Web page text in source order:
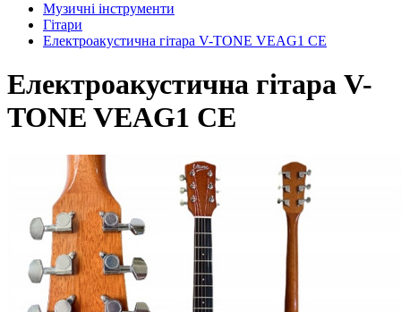
Музичні інструменти
Гітари
Електроакустична гітара V-TONE VEAG1 CE
Електроакустична гітара V-
TONE VEAG1 CE